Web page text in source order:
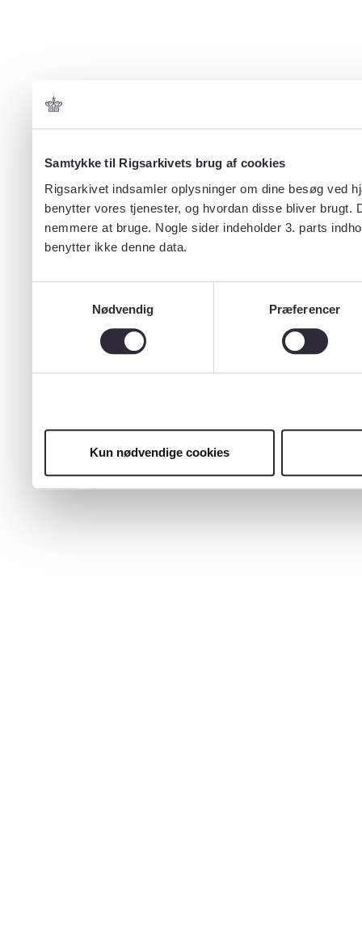
Samtykke til Rigsarkivets brug af cookies
Rigsarkivet indsamler oplysninger om dine besøg ved
benytter vores tjenester, og hvordan disse bliver
nemmere at bruge. Nogle sider indeholder 3. parts
benytter ikke denne data.
Nødvendig
Præferencer
Kun nødvendige cookies